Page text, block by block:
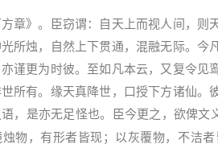
方章》。臣窃谓：自天上而视人间，
所烛，自然上下贯通，混融无际。
谨更为时彼。至如凡本云，又复令
所有。缘天真降世，口授下方诸仙
，是亦无足怪也。臣今更之，欲俾
物，有形者皆现；以灰覆物，不洁